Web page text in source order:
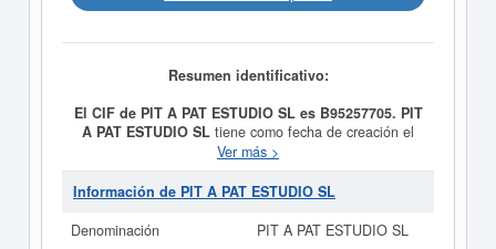
Resumen identificativo:
El CIF de PIT A PAT ESTUDIO SL es B95257705. PIT
A PAT ESTUDIO SL tiene como fecha de creación el
día 10/04/2003 y su meta es REALIZACION Y
PRODUCCION DE PRODUCTOS AUDIOVISUALES Y
DE ILUSTRACION. Se clasifica dentro de la categoría
cinematográfica y de vídeo.PIT A PAT ESTUDIO SL
Ver más >
Información de PIT A PAT ESTUDIO SL
Denominación
PIT A PAT ESTUDIO SL